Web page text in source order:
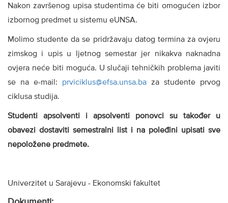
Nakon završenog upisa studentima će biti omogućen izbor
izbornog predmet u sistemu eUNSA.
Molimo studente da se pridržavaju datog termina za ovjeru
zimskog i upis u ljetnog semestar jer nikakva naknadna
ovjera neće biti moguća. U slučaji tehničkih problema javiti
se na e-mail: prviciklus@efsa.unsa.ba za studente prvog
ciklusa studija.
Studenti apsolventi i apsolventi ponovci su također u
obavezi dostaviti semestralni list i na poleđini upisati sve
nepoložene predmete.
Univerzitet u Sarajevu - Ekonomski fakultet